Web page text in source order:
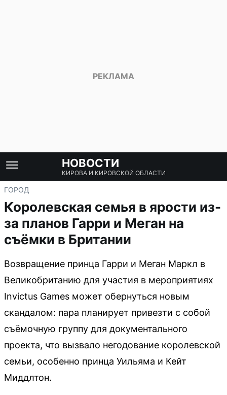
НОВОСТИ
КИРОВА И КИРОВСКОЙ ОБЛАСТИ
ГОРОД
Королевская семья в ярости из-
за планов Гарри и Меган на
съёмки в Британии
Возвращение принца Гарри и Меган Маркл в
Великобританию для участия в мероприятиях
Invictus Games может обернуться новым
скандалом: пара планирует привезти с собой
съёмочную группу для документального
проекта, что вызвало негодование королевской
семьи, особенно принца Уильяма и Кейт
Миддлтон.